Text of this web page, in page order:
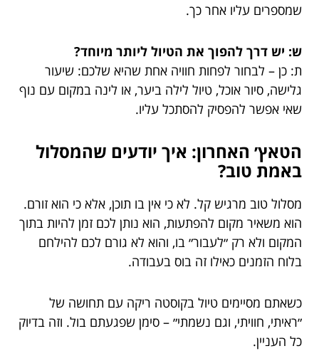
שמספרים עליו אחר כך.
ש: יש דרך להפוך את הטיול ליותר מיוחד?
ת: כן – לבחור לפחות חוויה אחת שהיא שלכם: שיעור
גלישה, סיור אוכל, טיול לילה ביער, או לינה במקום עם נוף
שאי אפשר להפסיק להסתכל עליו.
הטאץ׳ האחרון: איך יודעים שהמסלול
באמת טוב?
מסלול טוב מרגיש קל. לא כי אין בו תוכן, אלא כי הוא זורם.
הוא משאיר מקום להפתעות, הוא נותן לכם זמן להיות בתוך
המקום ולא רק ״לעבור״ בו, והוא לא גורם לכם להילחם
בלוח הזמנים כאילו זה בוס בעבודה.
כשאתם מסיימים טיול בקוסטה ריקה עם תחושה של
״ראיתי, חוויתי, וגם נשמתי״ – סימן שפגעתם בול. וזה בדיוק
כל העניין.